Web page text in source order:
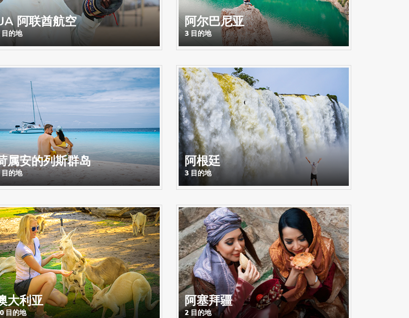
阿联酋航空
的地
阿尔巴尼亚
3 目的地
属安的列斯群岛
的地
阿根廷
3 目的地
大利亚
目的地
阿塞拜疆
2 目的地